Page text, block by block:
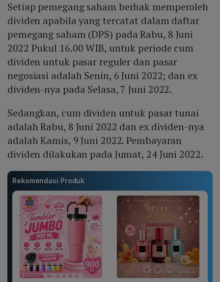
Setiap pemegang saham berhak memperoleh
dividen apabila yang tercatat dalam daftar
pemegang saham (DPS) pada Rabu, 8 Juni
2022 Pukul 16.00 WIB, untuk periode cum
dividen untuk pasar reguler dan pasar
negosiasi adalah Senin, 6 Juni 2022; dan ex
dividen-nya pada Selasa, 7 Juni 2022.
Sedangkan, cum dividen untuk pasar tunai
adalah Rabu, 8 Juni 2022 dan ex dividen-nya
adalah Kamis, 9 Juni 2022. Pembayaran
dividen dilakukan pada Jumat, 24 Juni 2022.
Rekomendasi Produk